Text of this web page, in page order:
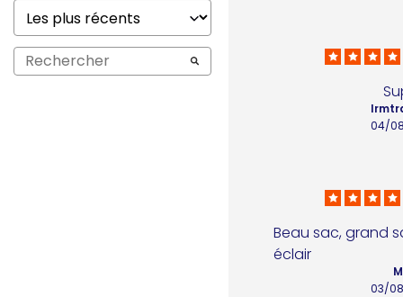
04/
Beau sac, grand
éclair
03/